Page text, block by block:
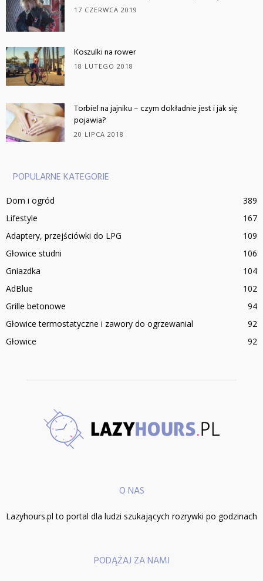
17 CZERWCA 2019
Koszulki na rower
18 LUTEGO 2018
Torbiel na jajniku – czym dokładnie jest i jak się
pojawia?
20 LIPCA 2018
POPULARNE KATEGORIE
Dom i ogród
389
Lifestyle
167
Adaptery, przejściówki do LPG
109
Głowice studni
106
Gniazdka
104
AdBlue
102
Grille betonowe
94
Głowice termostatyczne i zawory do ogrzewanial
92
Głowice
92
O NAS
Lazyhours.pl to portal dla ludzi szukających rozrywki po godzinach
PODĄŻAJ ZA NAMI